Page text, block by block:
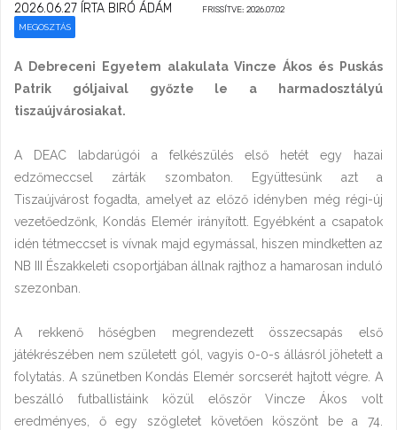
2026.06.27 ÍRTA BIRÓ ÁDÁM FRISSÍTVE: 2026.07.02
MEGOSZTÁS
A Debreceni Egyetem alakulata Vincze Ákos és Puskás
Patrik góljaival győzte le a harmadosztályú
tiszaújvárosiakat.
A DEAC labdarúgói a felkészülés első hetét egy hazai
edzőmeccsel zárták szombaton. Együttesünk azt a
Tiszaújvárost fogadta, amelyet az előző idényben még régi-új
vezetőedzőnk, Kondás Elemér irányított. Egyébként a csapatok
idén tétmeccset is vívnak majd egymással, hiszen mindketten az
NB III Északkeleti csoportjában állnak rajthoz a hamarosan induló
szezonban.
A rekkenő hőségben megrendezett összecsapás első
játékrészében nem született gól, vagyis 0-0-s állásról jöhetett a
folytatás. A szünetben Kondás Elemér sorcserét hajtott végre. A
beszálló futballistáink közül először Vincze Ákos volt
eredményes, ő egy szögletet követően köszönt be a 74.